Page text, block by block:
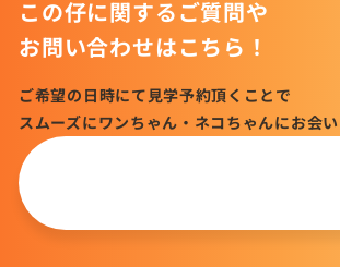
この仔に関するご質問や
お問い合わせはこちら！
ご希望の日時にて見学予約頂くことで
スムーズにワンちゃん・ネコちゃんにお会い